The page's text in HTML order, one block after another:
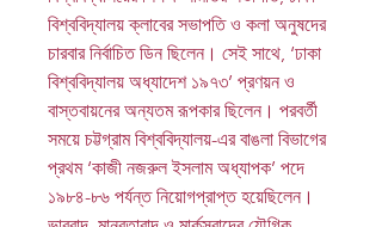
বিশ্ববিদ্যালয় ক্লাবের সভাপতি ও কলা অনুষদের
চারবার নির্বাচিত ডিন ছিলেন। সেই সাথে, ‘ঢাকা
বিশ্ববিদ্যালয় অধ্যাদেশ ১৯৭৩’ প্রণয়ন ও
বাস্তবায়নের অন্যতম রূপকার ছিলেন। পরবর্তী
সময়ে চট্টগ্রাম বিশ্ববিদ্যালয়-এর বাঙলা বিভাগের
প্রথম ‘কাজী নজরুল ইসলাম অধ্যাপক’ পদে
১৯৮৪-৮৬ পর্যন্ত নিয়োগপ্রাপ্ত হয়েছিলেন।